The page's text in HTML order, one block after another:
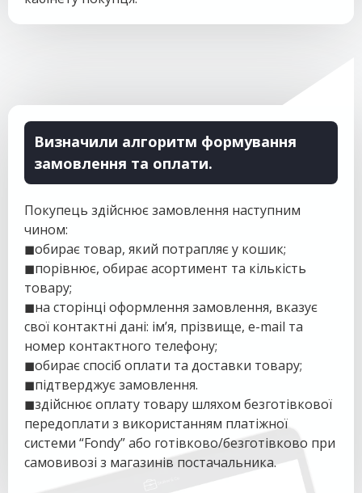
Визначили алгоритм формування
замовлення та оплати.
Покупець здійснює замовлення наступним
чином:
◼обирає товар, який потрапляє у кошик;
◼порівнює, обирає асортимент та кількість
товару;
◼на сторінці оформлення замовлення, вказує
свої контактні дані: ім’я, прізвище, e-mail та
номер контактного телефону;
◼обирає спосіб оплати та доставки товару;
◼підтверджує замовлення.
◼здійснює оплату товару шляхом безготівкової
передоплати з використанням платіжної
системи “Fondy” або готівково/безготівково при
самовивозі з магазинів постачальника.